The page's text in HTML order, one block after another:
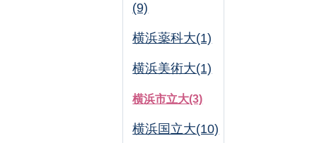
(9)
横浜薬科大(1)
横浜美術大(1)
横浜市立大(3)
横浜国立大(10)